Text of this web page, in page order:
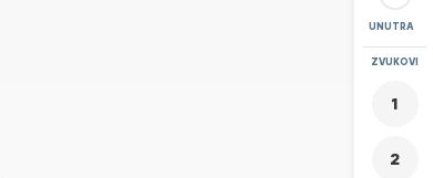
UNUTRA
POVEĆAJ
ZVUKOVI